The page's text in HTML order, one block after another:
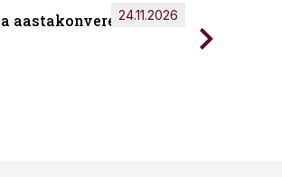
aastakonverents 2026
24.11.2026